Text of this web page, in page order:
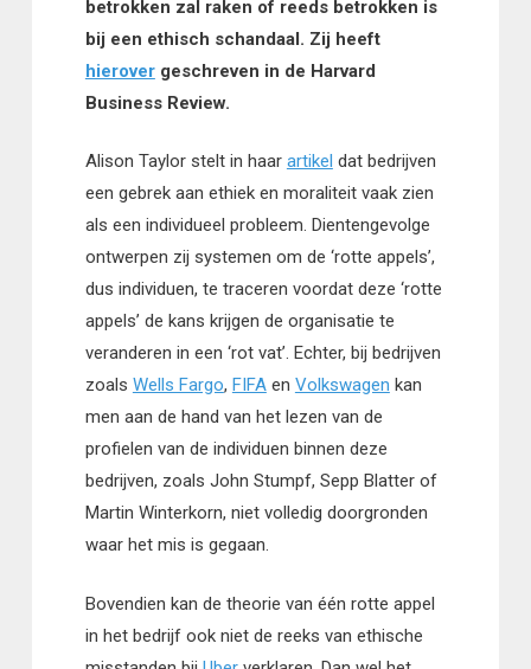
betrokken zal raken of reeds betrokken is
bij een ethisch schandaal. Zij heeft
hierovergeschreven in de Harvard
Business Review.
Alison Taylor stelt in haar artikel dat bedrijven
een gebrek aan ethiek en moraliteit vaak zien
als een individueel probleem. Dientengevolge
ontwerpen zij systemen om de ‘rotte appels’,
dus individuen, te traceren voordat deze ‘rotte
appels’ de kans krijgen de organisatie te
veranderen in een ‘rot vat’. Echter, bij bedrijven
zoals Wells Fargo, FIFAen Volkswagen kan
men aan de hand van het lezen van de
profielen van de individuen binnen deze
bedrijven, zoals John Stumpf, Sepp Blatter of
Martin Winterkorn, niet volledig doorgronden
waar het mis is gegaan.
Bovendien kan de theorie van één rotte appel
in het bedrijf ook niet de reeks van ethische